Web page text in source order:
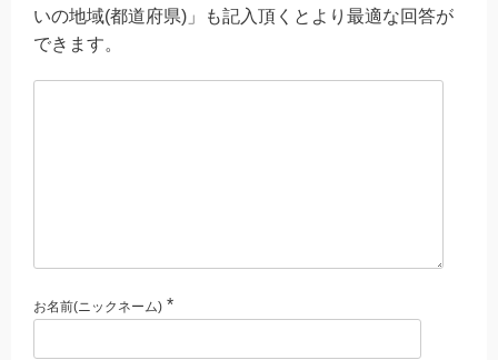
いの地域(都道府県)」も記入頂くとより最適な回答が
できます。
お名前(ニックネーム) *